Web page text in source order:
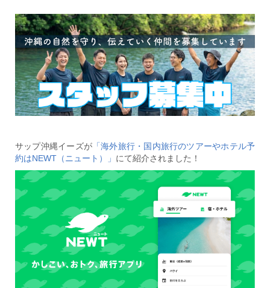
サップ沖縄イーズが 「海外旅行・国内旅行のツアーやホテル予
約はNEWT（ニュート）」 にて紹介されました！